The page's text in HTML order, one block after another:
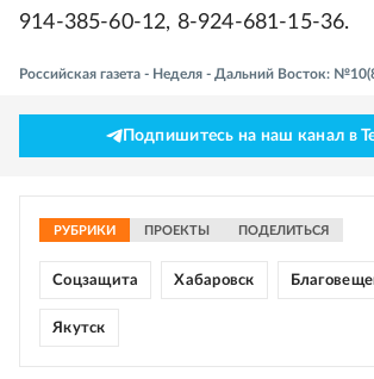
914-385-60-12, 8-924-681-15-36.
Российская газета - Неделя - Дальний Восток:
Подпишитесь на наш канал в
РУБРИКИ ПРОЕКТЫ ПОДЕЛИТЬСЯ
Соцзащита Хабаровск
Якутск